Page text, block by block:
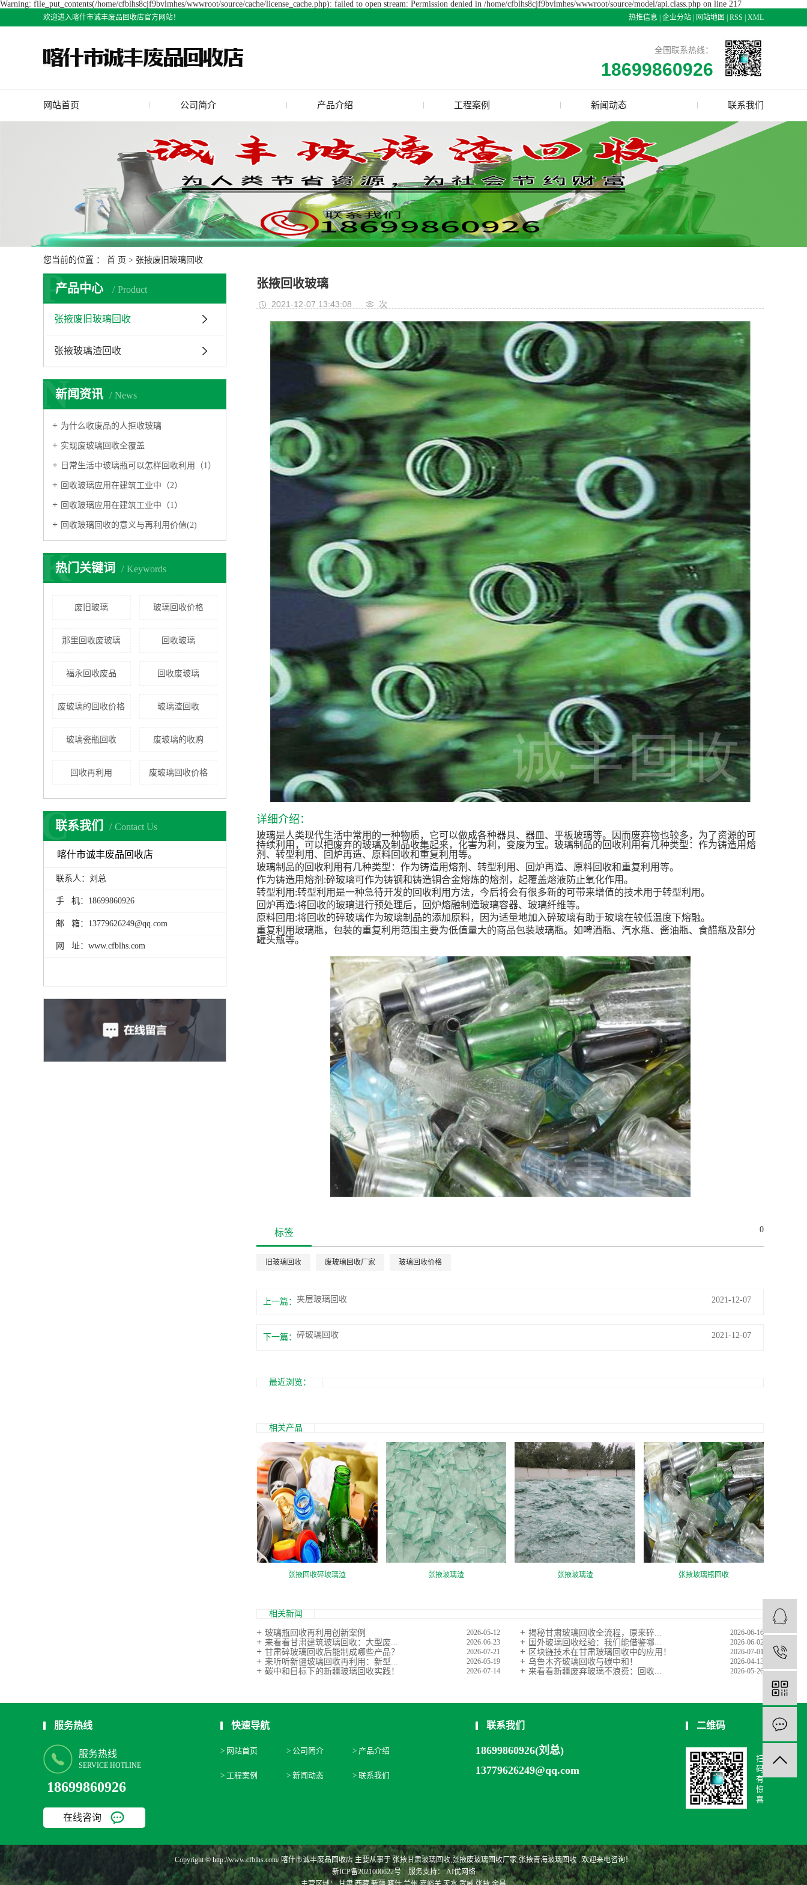
Warning: file_put_contents(/home/cfblhs8cjf9bvlmhes/wwwroot/source/cache/license_cache.php): failed to open stream: Permission denied in /home/cfblhs8cjf9bvlmhes/wwwroot/source/model/api.class.php on line 217
欢迎进入喀什市诚丰废品回收店官方网站！ 热推信息 企业分站 网站地图 RSS XML
全国联系热线：
18699860926
网站首页 公司简介 产品介绍
张掖玻璃渣回收
工程案例 新闻动态
行业资讯
技术资讯
联系我们
您当前的位置 ： 首 页 > 张掖废旧玻璃回收
产品中心 Product
P
张掖废旧玻璃回收
张掖玻璃渣回收
新闻资讯 News
N
为什么收废品的人拒收玻璃
实现废玻璃回收全覆盖
日常生活中玻璃瓶可以怎样回收利用（1）
回收玻璃应用在建筑工业中（2）
回收玻璃应用在建筑工业中（1）
回收玻璃回收的意义与再利用价值(2)
热门关键词 Keywords
K
废旧玻璃 玻璃回收价格
那里回收废玻璃 回收玻璃
福永回收废品 回收废玻璃
废玻璃的回收价格 玻璃渣回收
玻璃瓷瓶回收 废玻璃的收购
回收再利用 废玻璃回收价格
联系我们 Contact Us
C
喀什市诚丰废品回收店
联系人：刘总
手 机：18699860926
邮 箱：13779626249@qq.com
网 址：www.cfblhs.com
张掖回收玻璃
2021-12-07 13:43:08 次
详细介绍：
玻璃是人类现代生活中常用的一种物质，它可以做成各种器具、器皿、平板玻璃等。因而废弃物也较多，为了资源的可
持续利用，可以把废弃的玻璃及制品收集起来，化害为利，变废为宝。玻璃制品的回收利用有几种类型：作为铸造用熔
剂、转型利用、回炉再造、原料回收和重复利用等。
玻璃制品的回收利用有几种类型：作为铸造用熔剂、转型利用、回炉再造、原料回收和重复利用等。
作为铸造用熔剂 :碎玻璃可作为铸钢和铸造铜合金熔炼的熔剂，起覆盖熔液防止氧化作用。
转型利用 :转型利用是一种急待开发的回收利用方法，今后将会有很多新的可带来增值的技术用于转型利用。
回炉再造:将回收的玻璃进行预处理后，回炉熔融制造玻璃容器、玻璃纤维等。
原料回用 :将回收的碎玻璃作为玻璃制品的添加原料，因为适量地加入碎玻璃有助于玻璃在较低温度下熔融。
重复利用玻璃瓶，包装的重复利用范围主要为低值量大的商品包装玻璃瓶。如啤酒瓶、汽水瓶、酱油瓶、食醋瓶及部分
罐头瓶等。
标签 0
旧玻璃回收 废玻璃回收厂家 玻璃回收价格
上一篇： 夹层玻璃回收 2021-12-07
下一篇： 碎玻璃回收 2021-12-07
最近浏览：
相关产品
张掖回收碎玻璃渣 张掖玻璃渣 张掖玻璃渣 张掖玻璃瓶回收
相关新闻
玻璃瓶回收再利用创新案例 2026-05-12 揭秘甘肃玻璃回收全流程，原来碎... 2026-06-16
来看看甘肃建筑玻璃回收：大型废... 2026-06-23 国外玻璃回收经验：我们能借鉴哪... 2026-06-02
甘肃碎玻璃回收后能制成哪些产品？ 2026-07-21 区块链技术在甘肃玻璃回收中的应用！ 2026-07-01
来听听新疆玻璃回收再利用：新型... 2026-05-19 乌鲁木齐玻璃回收与碳中和！ 2026-04-13
碳中和目标下的新疆玻璃回收实践！ 2026-07-14 来看看新疆废弃玻璃不浪费：回收... 2026-05-26
服务热线
服务热线
SERVICE HOTLINE
18699860926
在线咨询
快速导航
> 网站首页 > 公司简介 > 产品介绍
> 工程案例 > 新闻动态 > 联系我们
联系我们
18699860926(刘总)
13779626249@qq.com
二维码
扫
码
有
惊
喜
Copyright © http://www.cfblhs.com/ 喀什市诚丰废品回收店 主要从事于张掖甘肃玻璃回收,张掖废玻璃回收厂家,张掖青海玻璃回收, 欢迎来电咨询！
新ICP备2021000622号服务支持：AI优网络